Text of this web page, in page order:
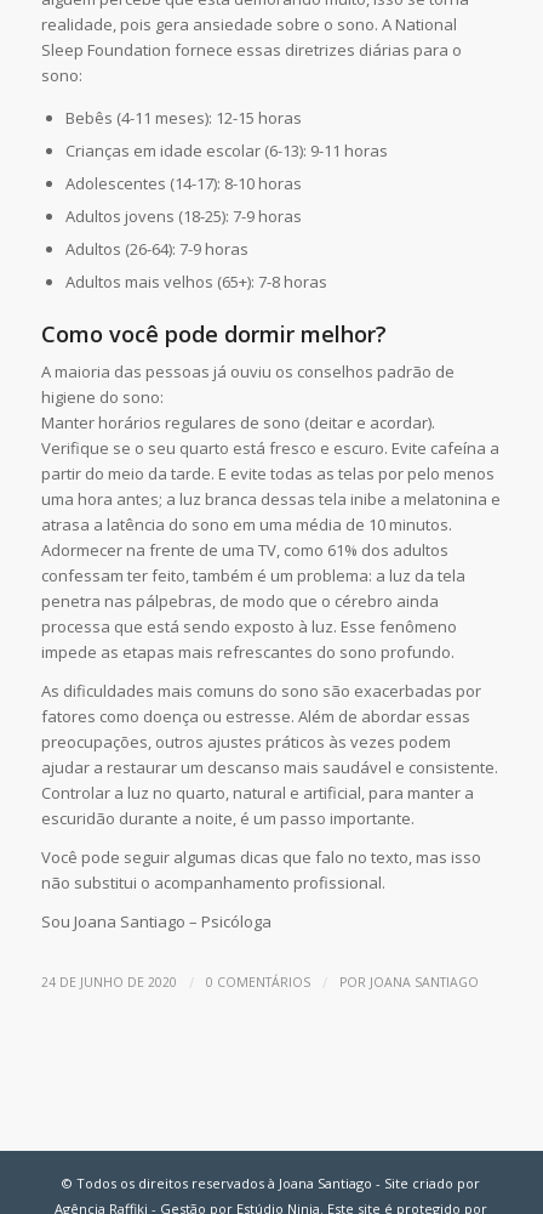
realidade, pois gera ansiedade sobre o sono. A National
Sleep Foundation fornece essas diretrizes diárias para o
sono:
Bebês (4-11 meses): 12-15 horas
Crianças em idade escolar (6-13): 9-11 horas
Adolescentes (14-17): 8-10 horas
Adultos jovens (18-25): 7-9 horas
Adultos (26-64): 7-9 horas
Adultos mais velhos (65+): 7-8 horas
Como você pode dormir melhor?
A maioria das pessoas já ouviu os conselhos padrão de
higiene do sono:
Manter horários regulares de sono (deitar e acordar).
Verifique se o seu quarto está fresco e escuro. Evite cafeína a
partir do meio da tarde. E evite todas as telas por pelo menos
uma hora antes; a luz branca dessas tela inibe a melatonina e
atrasa a latência do sono em uma média de 10 minutos.
Adormecer na frente de uma TV, como 61% dos adultos
confessam ter feito, também é um problema: a luz da tela
penetra nas pálpebras, de modo que o cérebro ainda
processa que está sendo exposto à luz. Esse fenômeno
impede as etapas mais refrescantes do sono profundo.
As dificuldades mais comuns do sono são exacerbadas por
fatores como doença ou estresse. Além de abordar essas
preocupações, outros ajustes práticos às vezes podem
ajudar a restaurar um descanso mais saudável e consistente.
Controlar a luz no quarto, natural e artificial, para manter a
escuridão durante a noite, é um passo importante.
Você pode seguir algumas dicas que falo no texto, mas isso
não substitui o acompanhamento profissional.
Sou Joana Santiago – Psicóloga
24 DE JUNHO DE 2020 / 0 COMENTÁRIOS / POR JOANA SANTIAGO
© Todos os direitos reservados à Joana Santiago - Site criado por
Agência Raffiki - Gestão por Estúdio Ninja. Este site é protegido por